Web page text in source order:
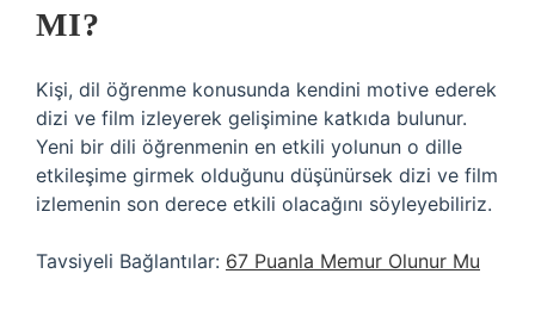
MI?
Kişi, dil öğrenme konusunda kendini motive ederek
dizi ve film izleyerek gelişimine katkıda bulunur.
Yeni bir dili öğrenmenin en etkili yolunun o dille
etkileşime girmek olduğunu düşünürsek dizi ve film
izlemenin son derece etkili olacağını söyleyebiliriz.
Tavsiyeli Bağlantılar: 67 Puanla Memur Olunur Mu